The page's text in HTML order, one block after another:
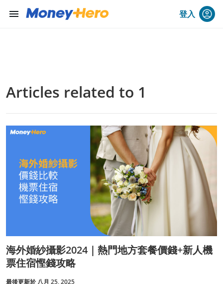
menu 登入
Articles related to 1
海外婚紗攝影2024｜熱門地方套餐價錢+新人機
票住宿慳錢攻略
最後更新於 八月 25, 2025